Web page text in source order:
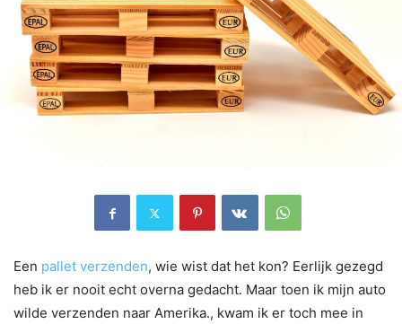
Een pallet verzenden, wie wist dat het kon? Eerlijk gezegd
heb ik er nooit echt overna gedacht. Maar toen ik mijn auto
wilde verzenden naar Amerika., kwam ik er toch mee in